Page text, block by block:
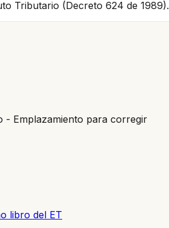
Tributario (Decreto 624 de 1989).
- Emplazamiento para corregir
libro del ET